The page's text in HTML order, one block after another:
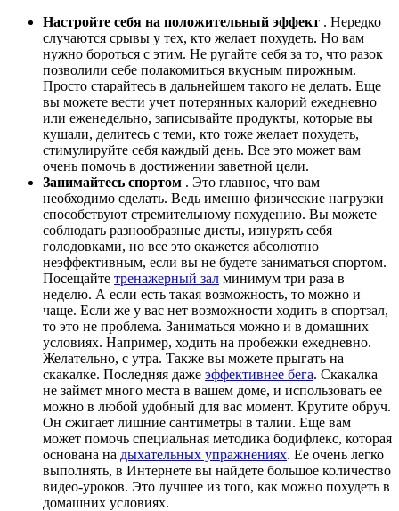
Настройте себя на положительный эффект . Нередко
случаются срывы у тех, кто желает похудеть. Но вам
нужно бороться с этим. Не ругайте себя за то, что разок
позволили себе полакомиться вкусным пирожным.
Просто старайтесь в дальнейшем такого не делать. Еще
вы можете вести учет потерянных калорий ежедневно
или еженедельно, записывайте продукты, которые вы
кушали, делитесь с теми, кто тоже желает похудеть,
стимулируйте себя каждый день. Все это может вам
очень помочь в достижении заветной цели.
Занимайтесь спортом . Это главное, что вам
необходимо сделать. Ведь именно физические нагрузки
способствуют стремительному похудению. Вы можете
соблюдать разнообразные диеты, изнурять себя
голодовками, но все это окажется абсолютно
неэффективным, если вы не будете заниматься спортом.
Посещайте тренажерный зал минимум три раза в
неделю. А если есть такая возможность, то можно и
чаще. Если же у вас нет возможности ходить в спортзал,
то это не проблема. Заниматься можно и в домашних
условиях. Например, ходить на пробежки ежедневно.
Желательно, с утра. Также вы можете прыгать на
скакалке. Последняя даже эффективнее бега. Скакалка
не займет много места в вашем доме, и использовать ее
можно в любой удобный для вас момент. Крутите обруч.
Он сжигает лишние сантиметры в талии. Еще вам
может помочь специальная методика бодифлекс, которая
основана на дыхательных упражнениях. Ее очень легко
выполнять, в Интернете вы найдете большое количество
видео-уроков. Это лучшее из того, как можно похудеть в
домашних условиях.